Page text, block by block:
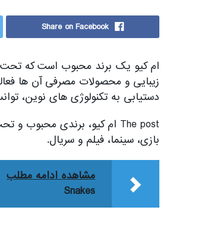
Share on Facebook
ام کیو یک برند محبوب است که تحت
زیبایی و محصولات مصرفی آن ها
دستیابی به تکنولوژی های نوین،
بازی، سینما، فیلم و سریال.
مشاهده ادامه مطلب
Snakes